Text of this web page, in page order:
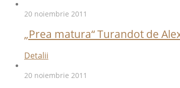
20 noiembrie 2011
„Prea matura“ Turandot de
Detalii
20 noiembrie 2011